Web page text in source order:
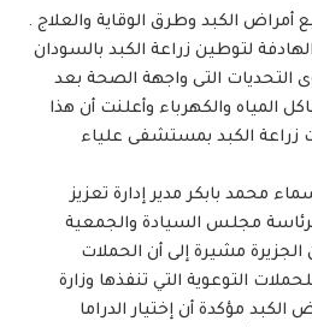
أمراض الكبد وطرق الوقاية والعلاج .
لتوطين زراعة الكبد بالسودان
التحديات التى واجهة الصحة بعد
المياه والكهرباء وأعلنت أن هذا
زراعة الكبد بمستشفى علياء
محمد بابكر مدير إدارة تعزيز
مجلس السيادة والجمعية
مشيرة إلى أن الحملات
التوعوية التي تنفذها وزارة
مؤكدة أن إختيار الدراما